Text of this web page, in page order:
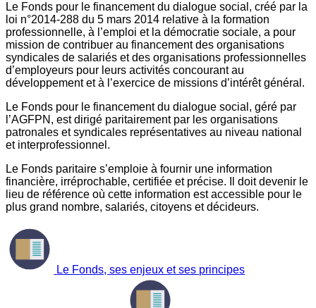
Le Fonds pour le financement du dialogue social, créé par la
loi n°2014-288 du 5 mars 2014 relative à la formation
professionnelle, à l’emploi et la démocratie sociale, a pour
mission de contribuer au financement des organisations
syndicales de salariés et des organisations professionnelles
d’employeurs pour leurs activités concourant au
développement et à l’exercice de missions d’intérêt général.
Le Fonds pour le financement du dialogue social, géré par
l’AGFPN, est dirigé paritairement par les organisations
patronales et syndicales représentatives au niveau national
et interprofessionnel.
Le Fonds paritaire s’emploie à fournir une information
financière, irréprochable, certifiée et précise. Il doit devenir le
lieu de référence où cette information est accessible pour le
plus grand nombre, salariés, citoyens et décideurs.
Le Fonds, ses enjeux et ses principes